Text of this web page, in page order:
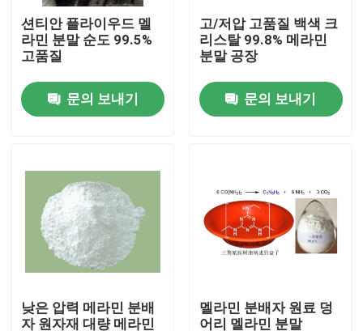
우리 에 관한 것
공장 투어
품질 관리
저희와 연락
인용 을 요청 하십시오
플라스틱 마스터 배치
플라스틱 미립자 원료
션티안 플라이우드 멜
라민 분말 순도 99.5%
고품질
문의 보내기
고/저압 고품질 백색 크
리스탈 99.8% 메라민
분말 공장
문의 보내기
낮은 압력 메라민 분배
자 원자재 대량 메라민
멜라민 분배자 원료 덩
어리 멜라민 분말